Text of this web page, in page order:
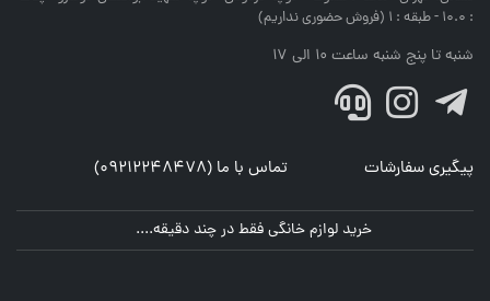
: 10.0 - طبقه : 1 (فروش حضوری نداریم)
شنبه تا پنج شنبه ساعت 10 الی 17
پیگیری سفارشات تماس با ما (09212248478)
خرید لوازم خانگی فقط در چند دقیقه....